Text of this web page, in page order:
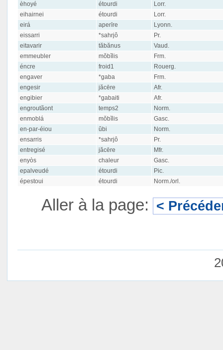
èhoyé
étourdi
Lorr.
eihairnei
étourdi
Lorr.
eirá
aperīre
Lyonn.
eissarri
*sahrjô
Pr.
eitavarir
tăbănus
Vaud.
emmeubler
mŏbĭlis
Frm.
éncre
froid1
Rouerg.
engaver
*gaba
Frm.
engesir
jăcēre
Afr.
engibier
*gabaiti
Afr.
engroutãont
temps2
Norm.
enmoblá
mŏbĭlis
Gasc.
en-par-éiou
ŭbi
Norm.
ensarris
*sahrjô
Pr.
entregisé
jăcēre
Mfr.
enyòs
chaleur
Gasc.
epalveudé
étourdi
Pic.
épestoui
étourdi Norm./orl.
Aller à la page: <